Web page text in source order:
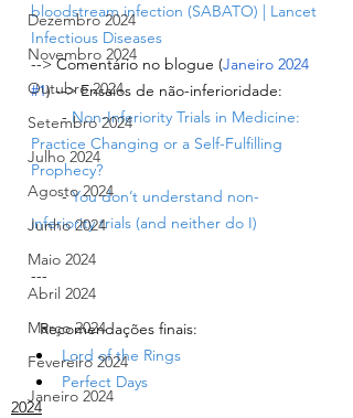
Dezembro 2024
Novembro 2024
Outubro 2024
Setembro 2024
Julho 2024
Agosto 2024
Junho 2024
Maio 2024
Abril 2024
Março 2024
Fevereiro 2024
Janeiro 2024
bloodstream infection (SABATO) | Lancet
Infectious Diseases
--> Comentário no blogue (Janeiro 2024
#1) --> Ensaios de não-inferioridade:
- Non-Inferiority Trials in Medicine:
Practice Changing or a Self-Fulfilling
Prophecy?
- You don’t understand non-
inferiority trials (and neither do I)
---
Recomendações finais:
Lord of the Rings
Perfect Days
2024